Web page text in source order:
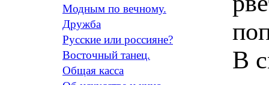
Модным по вечному.
Дружба
Русские или россияне?
Восточный танец.
Общая касса
В